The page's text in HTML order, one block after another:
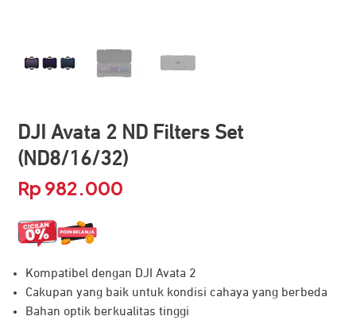
DJI Avata 2 ND Filters Set
(ND8/16/32)
Rp 982.000
Kompatibel dengan DJI Avata 2
Cakupan yang baik untuk kondisi cahaya yang berbeda
Bahan optik berkualitas tinggi